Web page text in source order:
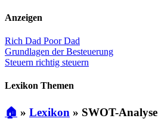
Anzeigen
Rich Dad Poor Dad
Grundlagen der Besteuerung
Steuern richtig steuern
Lexikon Themen
🏠 » Lexikon » SWOT-Analyse